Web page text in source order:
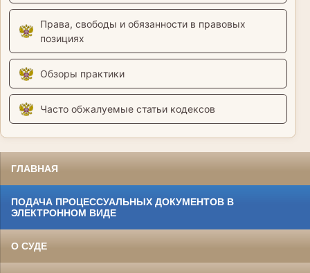
Права, свободы и обязанности в правовых
позициях
Обзоры практики
Часто обжалуемые статьи кодексов
ГЛАВНАЯ
ПОДАЧА ПРОЦЕССУАЛЬНЫХ ДОКУМЕНТОВ В
ЭЛЕКТРОННОМ ВИДЕ
О СУДЕ